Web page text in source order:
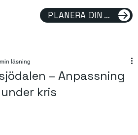
PLANERA DIN FÖRELÄSNING
– Anpassning
kris
läsning
5 stjärnor.